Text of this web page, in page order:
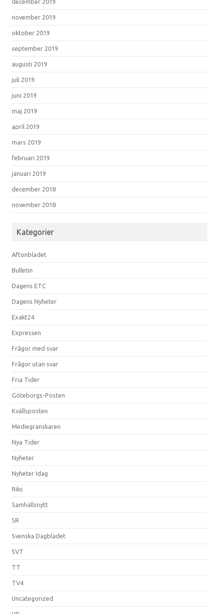
december 2019
november 2019
oktober 2019
september 2019
augusti 2019
juli 2019
juni 2019
maj 2019
april 2019
mars 2019
februari 2019
januari 2019
december 2018
november 2018
Kategorier
Aftonbladet
Bulletin
Dagens ETC
Dagens Nyheter
Exakt24
Expressen
Frågor med svar
Frågor utan svar
Fria Tider
Göteborgs-Posten
Kvällsposten
Mediegranskaren
Nya Tider
Nyheter
Nyheter Idag
Riks
Samhällsnytt
SR
Svenska Dagbladet
SVT
TT
TV4
Uncategorized